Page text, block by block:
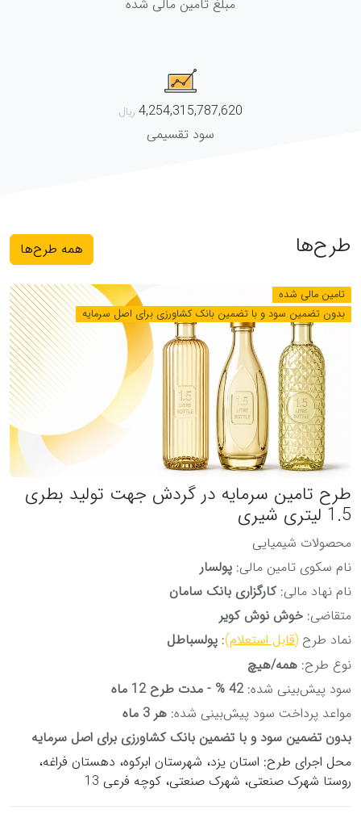
مبلغ تامین مالی شده
4,254,315,787,620
سود تقسیمی
طرح‌ها همه طرح‌ها
تامین مالی شده
بدون تضمین سود و با تضمین بانک کشاورزی برای اصل سرمایه
طرح تامین سرمایه در گردش جهت تولید بطری
1.5 لیتری شیری
محصولات شیمیایی
نام سکوی تامین مالی: پولسار
نام نهاد مالی:کارگزاری بانک سامان
متقاضی: خوش نوش کویر
نماد طرح (قابل استعلام): پولسباطل
نوع طرح: همه/هیچ
سود پیش‌بینی شده:42 % - مدت طرح 12 ماه
مواعد پرداخت سود پیش‌بینی شده: هر 3 ماه
بدون تضمین سود و با تضمین بانک کشاورزی برای اصل سرمایه
محل اجرای طرح: استان یزد، شهرستان ابرکوه، دهستان فراغه،
روستا شهرک صنعتی، شهرک صنعتی، کوچه فرعی 13